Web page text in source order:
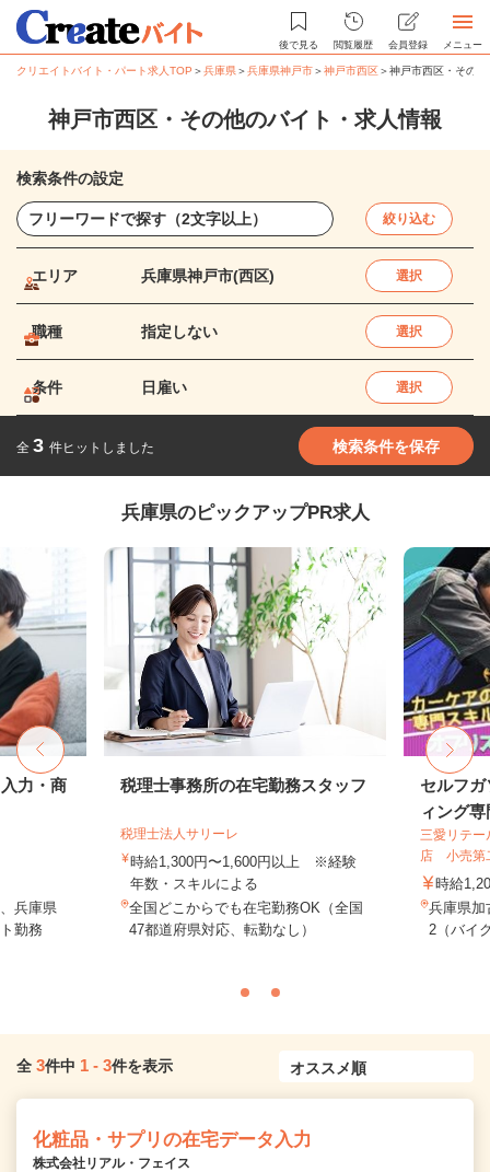
後で見る 閲覧履歴 会員登録 メニュー
クリエイトバイト・パート求人TOP ＞兵庫県＞兵庫県神戸市＞神戸市西区＞神戸市西区・その
神戸市西区・その他のバイト・求人情報
検索条件の設定
絞り込む
エリア 兵庫県神戸市(西区) 選択
職種 指定しない 選択
条件 日雇い 選択
全 3 件ヒットしました 検索条件を保存
兵庫県のピックアップPR求人
力・商
兵庫県
勤務
税理士事務所の在宅勤務スタッフ
税理士法人サリーレ
時給1,300円〜1,600円以上 ※経験
年数・スキルによる
全国どこからでも在宅勤務OK（全国
47都道府県対応、転勤なし）
セルフ
ィング
三愛リテ
店 小売第
時給
兵庫県加
2（バイ
全 3件中 1 - 3件を表示
化粧品・サプリの在宅データ入力
株式会社リアル・フェイス